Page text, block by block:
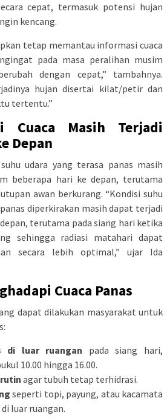
cepat, termasuk potensi hujan
kencang.
tetap memantau informasi cuaca
pada masa peralihan musim
dengan cepat,” tambahnya.
hujan disertai kilat/petir dan
tertentu.”
Cuaca Masih Terjadi
Depan
udara yang terasa panas masih
beberapa hari ke depan, terutama
awan berkurang. “Kondisi suhu
diperkirakan masih dapat terjadi
terutama pada siang hari ketika
sehingga radiasi matahari dapat
secara lebih optimal,” ujar Ida
Cuaca Panas
dapat dilakukan masyarakat untuk
di luar ruangan pada siang hari,
10.00 hingga 16.00.
agar tubuh tetap terhidrasi.
seperti topi, payung, atau kacamata
luar ruangan.